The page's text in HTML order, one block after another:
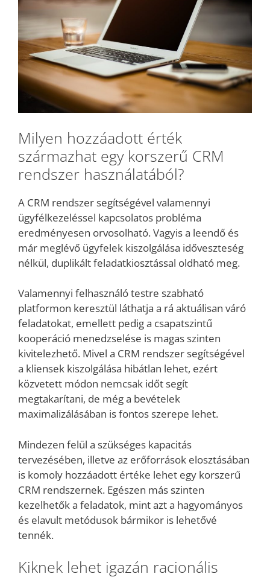
Milyen hozzáadott érték
származhat egy korszerű CRM
rendszer használatából?
A CRM rendszer segítségével valamennyi
ügyfélkezeléssel kapcsolatos probléma
eredményesen orvosolható. Vagyis a leendő és
már meglévő ügyfelek kiszolgálása időveszteség
nélkül, duplikált feladatkiosztással oldható meg.
Valamennyi felhasználó testre szabható
platformon keresztül láthatja a rá aktuálisan váró
feladatokat, emellett pedig a csapatszintű
kooperáció menedzselése is magas szinten
kivitelezhető. Mivel a CRM rendszer segítségével
a kliensek kiszolgálása hibátlan lehet, ezért
közvetett módon nemcsak időt segít
megtakarítani, de még a bevételek
maximalizálásában is fontos szerepe lehet.
Mindezen felül a szükséges kapacitás
tervezésében, illetve az erőforrások elosztásában
is komoly hozzáadott értéke lehet egy korszerű
CRM rendszernek. Egészen más szinten
kezelhetők a feladatok, mint azt a hagyományos
és elavult metódusok bármikor is lehetővé
tennék.
Kiknek lehet igazán racionális